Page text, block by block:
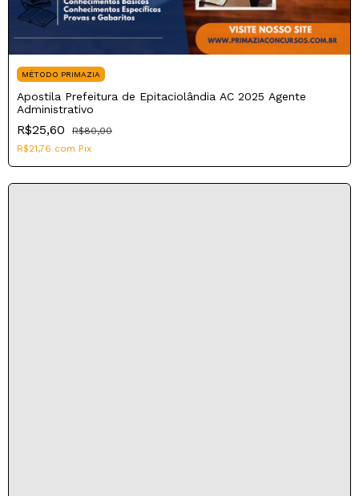
MÉTODO PRIMAZIA
Apostila Prefeitura de Epitaciolândia AC 2025 Agente
Administrativo
R$25,60
R$80,00
R$21,76 com Pix